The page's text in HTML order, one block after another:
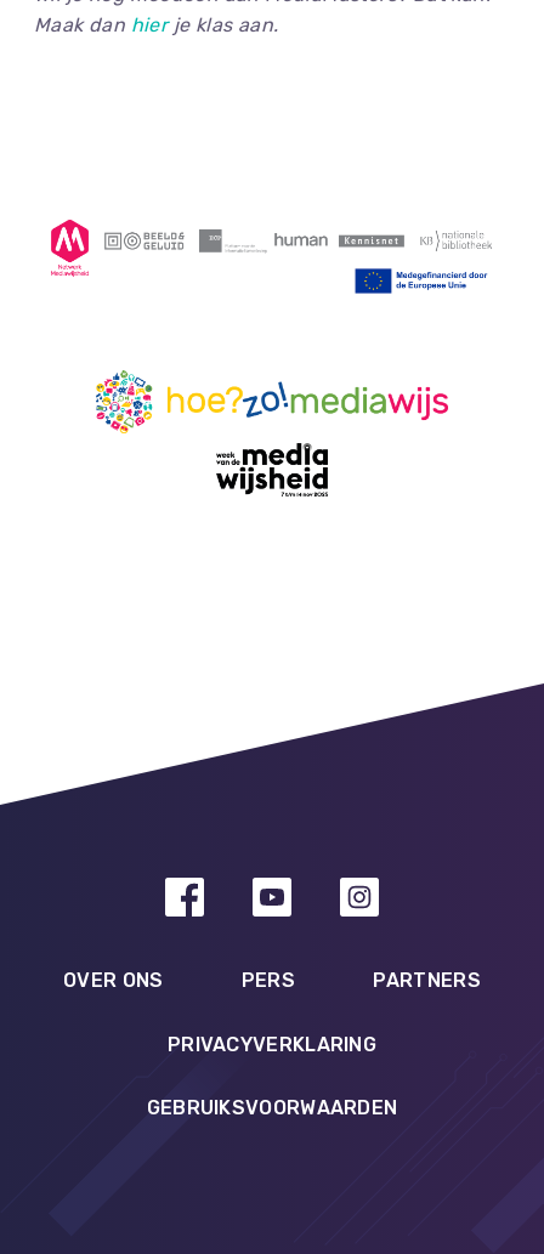
Maak dan hierje klas aan.
OVER ONS PERS PARTNERS
PRIVACYVERKLARING
GEBRUIKSVOORWAARDEN